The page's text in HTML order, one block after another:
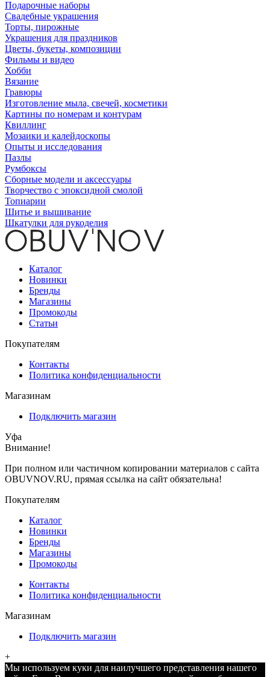
Подарочные наборы
Свадебные украшения
Торты, пирожные
Украшения для праздников
Цветы, букеты, композиции
Фильмы и видео
Хобби
Вязание
Гравюры
Изготовление мыла, свечей, косметики
Картины по номерам и контурам
Квиллинг
Мозаики и калейдоскопы
Опыты и исследования
Пазлы
Румбоксы
Сборные модели и аксессуары
Творчество с эпоксидной смолой
Топиарии
Шитье и вышивание
Шкатулки для рукоделия
Каталог
Новинки
Бренды
Магазины
Промокоды
Статьи
Покупателям
Контакты
Политика конфиденциальности
Магазинам
Подключить магазин
Уфа
Внимание!
При полном или частичном копировании материалов с сайта
OBUVNOV.RU, прямая ссылка на сайт обязательна!
Покупателям
Каталог
Новинки
Бренды
Магазины
Промокоды
Контакты
Политика конфиденциальности
Магазинам
Подключить магазин
+
Мы используем куки для наилучшего представления нашего